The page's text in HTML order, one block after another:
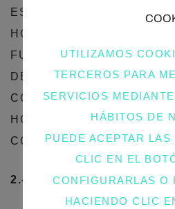
ESTA BANDOLERA DE
HOMBRE NO SOLO ES UN
FUNCIONAL, SINO
DE MODA QUE REFLEJA
CONCIENCIA AMBIENTAL.
HOY Y AGREGA UN
COLECCIÓN DE
2.- CARTERA TRENZADA:
UTILIZAMOS
TERCEROS PARA
SERVICIOS
HÁBITOS DE
PUEDE ACEPTAR
CLIC EN EL
CONFIGURARLAS O
HACIENDO CLIC